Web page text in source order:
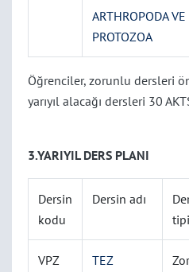
ARTHROPODA VE
PROTOZOA
Öğrenciler, zorunlu dersleri
yarıyıl alacağı dersleri 30
3.YARIYIL DERS PLANI
Dersin
kodu
Dersin adı
tipi
VPZ
TEZ